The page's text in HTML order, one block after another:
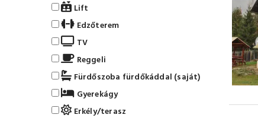
Lift
Edzőterem
TV
Reggeli
Fürdőszoba fürdőkáddal (saját)
Gyerekágy
Erkély/terasz